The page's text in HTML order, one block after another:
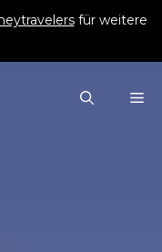
für weitere